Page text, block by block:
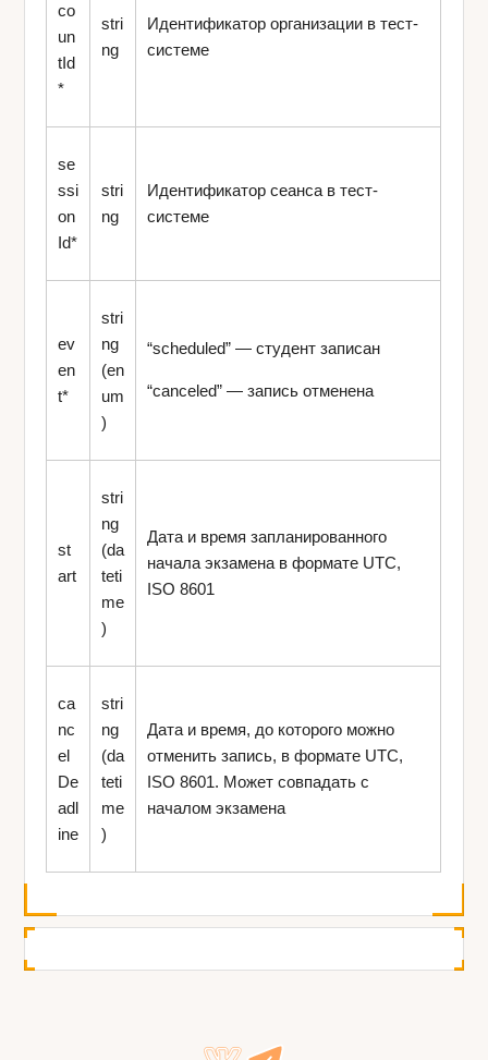
co
un
tId
*
stri
ng
Идентификатор организации в тест-
системе
se
ssi
on
Id*
stri
ng
Идентификатор сеанса в тест-
системе
ev
en
t*
stri
ng
(en
um
)
“scheduled” — студент записан
“canceled” — запись отменена
st
art
stri
ng
(da
teti
me
)
Дата и время запланированного
начала экзамена в формате UTC,
ISO 8601
ca
nc
el
De
adl
ine
stri
ng
(da
teti
me
)
Дата и время, до которого можно
отменить запись, в формате UTC,
ISO 8601. Может совпадать с
началом экзамена